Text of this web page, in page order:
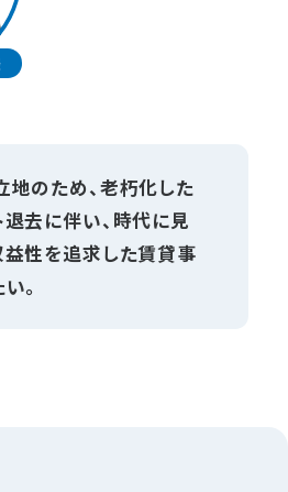
のため、老朽化した
去に伴い、時代に見
性を追求した賃貸事
。